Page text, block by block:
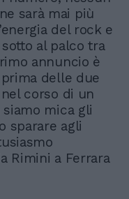
sarà mai più
del rock e
al palco tra
annuncio è
delle due
corso di un
mica gli
sparare agli
Rimini a Ferrara